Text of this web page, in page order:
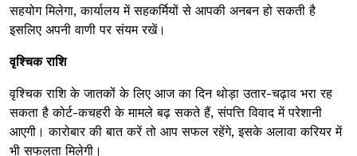
सहयोग मिलेगा, कार्यालय में सहकर्मियों से आपकी अनबन हो सकती है
इसलिए अपनी वाणी पर संयम रखें।
वृश्चिक राशि
वृश्चिक राशि के जातकों के लिए आज का दिन थोड़ा उतार-चढ़ाव भरा रह
सकता है कोर्ट-कचहरी के मामले बढ़ सकते हैं, संपत्ति विवाद में परेशानी
आएगी। कारोबार की बात करें तो आप सफल रहेंगे, इसके अलावा करियर में
भी सफलता मिलेगी।